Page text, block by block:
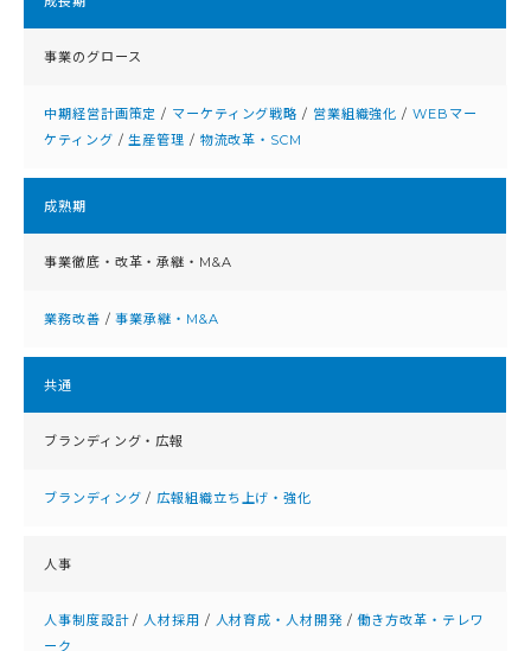
事業のグロース
中期経営計画策定 / マーケティング戦略 / 営業組織強化 / WEBマー
ケティング /生産管理 / 物流改革・SCM
成熟期
事業徹底・改⾰・承継・M&A
業務改善 /事業承継・M&A
共通
ブランディング・広報
ブランディング /広報組織立ち上げ・強化
人事
人事制度設計/ 人材採用 / 人材育成・人材開発/働き方改革・テレワ
ーク